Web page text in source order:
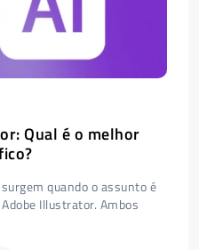
Qual é o melhor
quando o assunto é
Illustrator. Ambos